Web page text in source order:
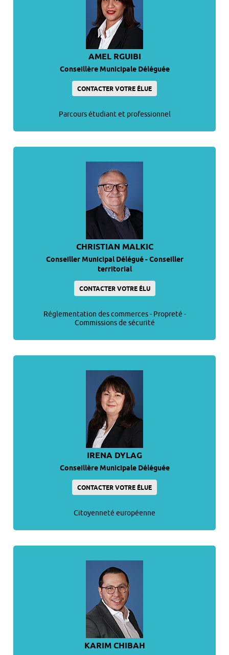
AMEL RGUIBI
Conseillère Municipale Déléguée
CONTACTER VOTRE ÉLUE
Parcours étudiant et professionnel
CHRISTIAN MALKIC
Conseiller Municipal Délégué - Conseiller
territorial
CONTACTER VOTRE ÉLU
Réglementation des commerces - Propreté -
Commissions de sécurité
IRENA DYLAG
Conseillère Municipale Déléguée
CONTACTER VOTRE ÉLUE
Citoyenneté européenne
KARIM CHIBAH